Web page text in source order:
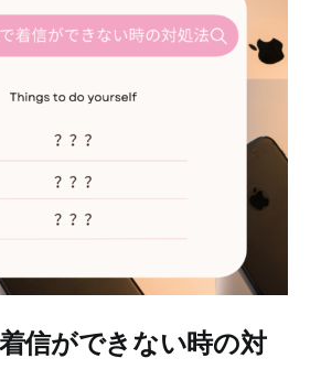
信ができない時の対